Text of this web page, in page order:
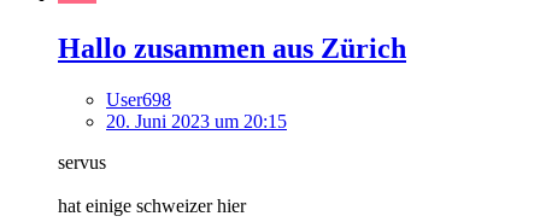
Hallo zusammen aus Zürich
User698
20. Juni 2023 um 20:15
servus
hat einige schweizer hier